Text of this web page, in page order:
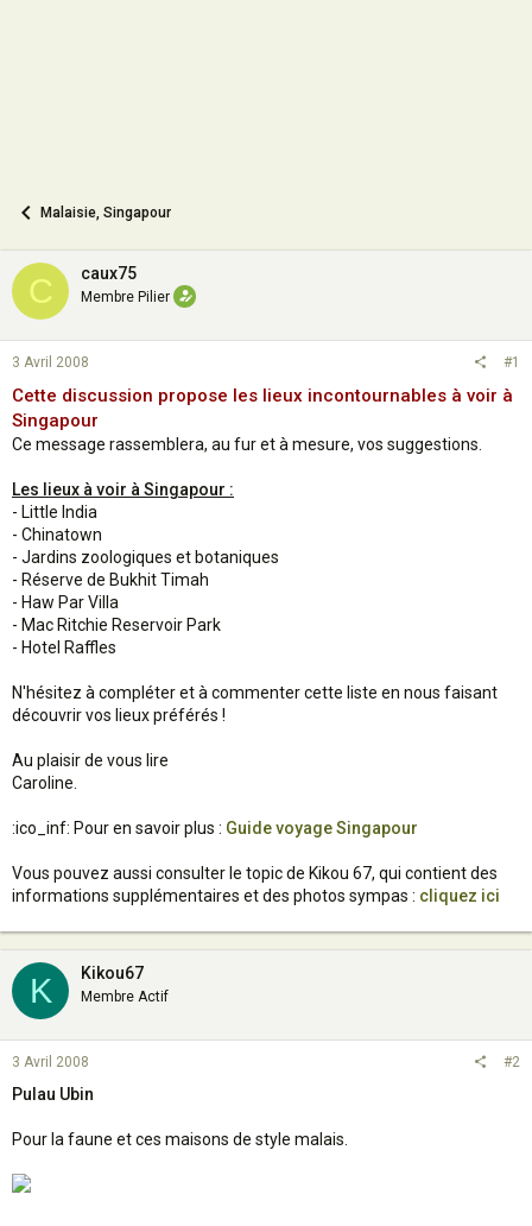
Malaisie, Singapour
C caux75
Membre Pilier
3 Avril 2008 #1
Cette discussion propose les lieux incontournables à voir à
Singapour
Ce message rassemblera, au fur et à mesure, vos suggestions.
Les lieux à voir à Singapour :
- Little India
- Chinatown
- Jardins zoologiques et botaniques
- Réserve de Bukhit Timah
- Haw Par Villa
- Mac Ritchie Reservoir Park
- Hotel Raffles
N'hésitez à compléter et à commenter cette liste en nous faisant
découvrir vos lieux préférés !
Au plaisir de vous lire
Caroline.
:ico_inf: Pour en savoir plus : Guide voyage Singapour
Vous pouvez aussi consulter le topic de Kikou 67, qui contient des
informations supplémentaires et des photos sympas : cliquez ici
K Kikou67
Membre Actif
3 Avril 2008 #2
Pulau Ubin
Pour la faune et ces maisons de style malais.